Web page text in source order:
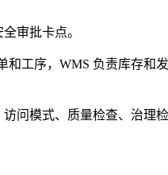
审批卡点。
工序，WMS 负责库存
问模式、质量检查、治理